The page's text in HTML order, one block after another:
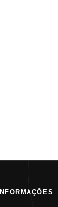
INFORMAÇÕES